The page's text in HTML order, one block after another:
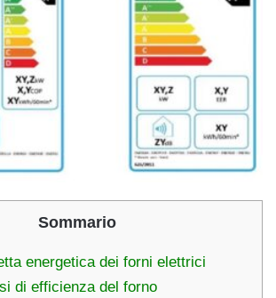
Sommario
energetica dei forni elettrici
di efficienza del forno